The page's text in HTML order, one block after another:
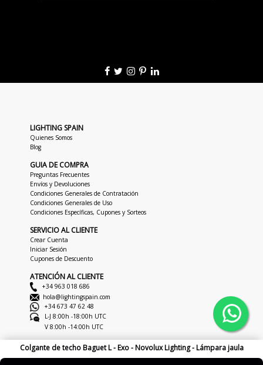
Colgante de techo Baguet L - Exo - Novolux Lighting - Lámpara jaula
LIGHTING SPAIN
Quienes Somos
Blog
GUIA DE COMPRA
Preguntas Frecuentes
Envíos y Devoluciones
Condiciones Generales de Contratación
Condiciones Generales de Uso
Condiciones Específicas, Cupones y Sorteos
SERVICIO AL CLIENTE
Crear Cuenta
Iniciar Sesión
Cupones de Descuento
ATENCIÓN AL CLIENTE
+34 963 018 686
hola@lightingspain.com
+34 673 47 62 48
L-J 8:00h -18:00h UTC
V 8:00h -14:00h UTC
Copyright © 2026LightingSpain